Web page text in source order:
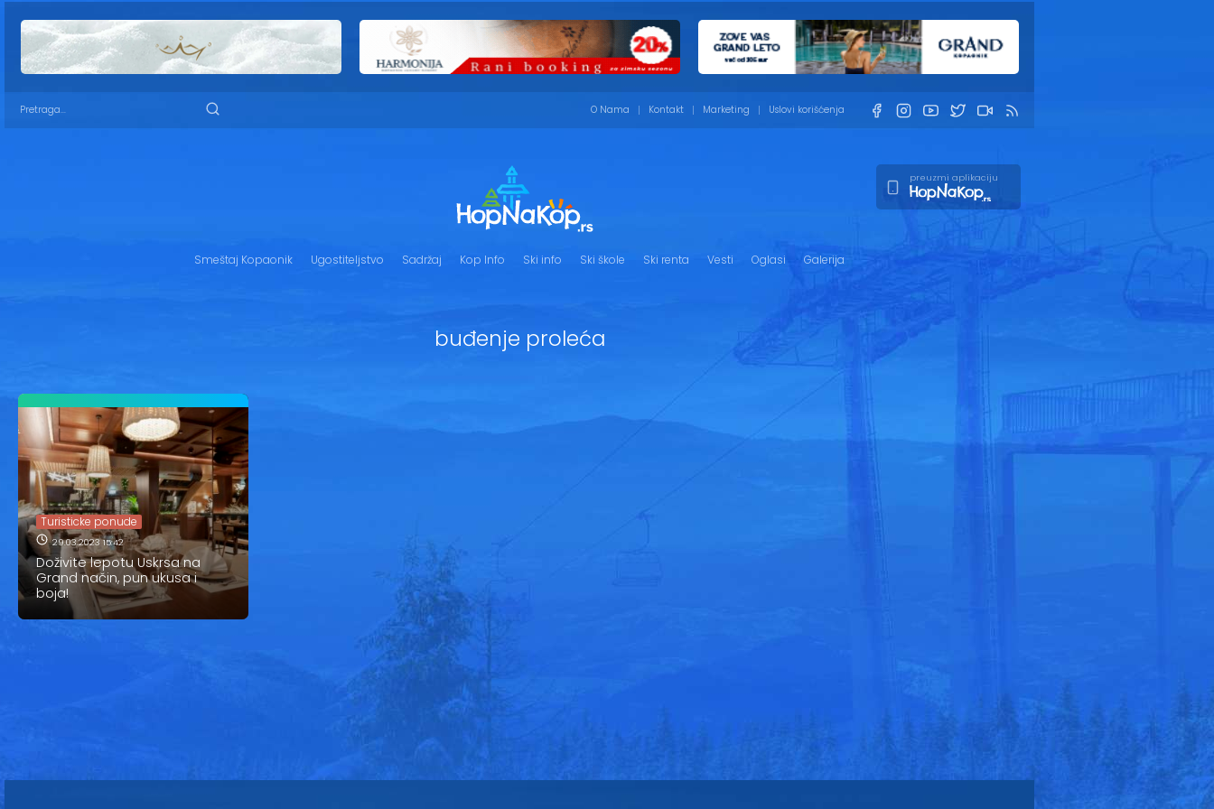
O Nama Kontakt Marketing Uslovi korišćenja
preuzmi aplikaciju
Smeštaj Kopaonik Ugostiteljstvo Sadržaj Kop Info Ski info Ski škole Ski renta Vesti Oglasi Galerija
buđenje proleća
Turisticke ponude
29.03.2023 15:42
Doživite lepotu Uskrsa na
Grand način, pun ukusa i
boja!